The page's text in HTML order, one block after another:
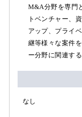
M&A分野を専門
トベンチャー、
アップ、プライ
継等様々な案件
ー分野に関連す
なし